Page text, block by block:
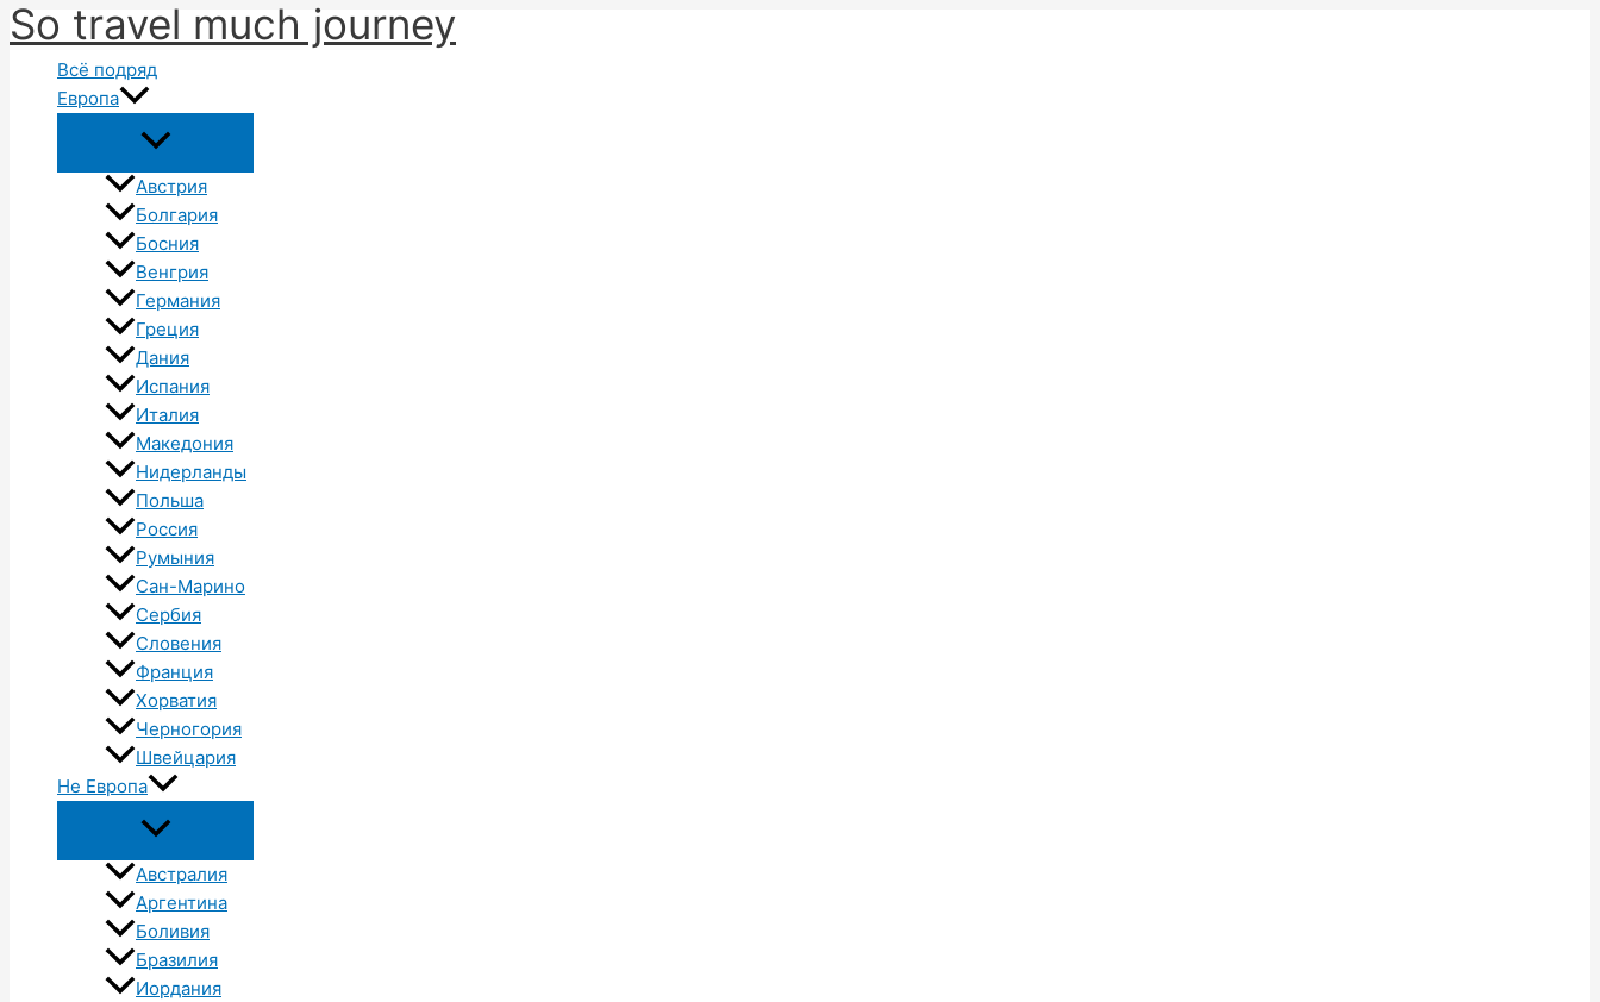
Перейти
к
содержимому
So travel much journey
Всё подряд
Европа
Австрия
Болгария
Босния
Венгрия
Германия
Греция
Дания
Испания
Италия
Македония
Нидерланды
Польша
Россия
Румыния
Сан-Марино
Сербия
Словения
Франция
Хорватия
Черногория
Швейцария
Не Европа
Австралия
Аргентина
Боливия
Бразилия
Иордания